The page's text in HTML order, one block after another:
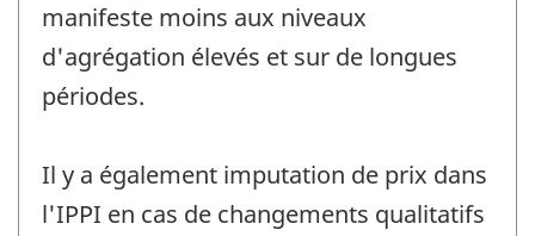
manifeste moins aux niveaux
d'agrégation élevés et sur de longues
périodes.
Il y a également imputation de prix dans
l'IPPI en cas de changements qualitatifs